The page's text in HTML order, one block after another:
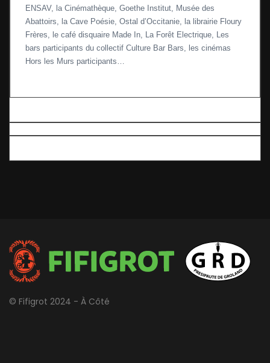
ENSAV, la Cinémathèque, Goethe Institut, Musée des
Abattoirs, la Cave Poésie, Ostal d’Occitanie, la librairie Floury
Frères, le café disquaire Made In, La Forêt Electrique, Les
bars participants du collectif Culture Bar Bars, les cinémas
Hors les Murs participants…
© Fifigrot 2024 - À Côté